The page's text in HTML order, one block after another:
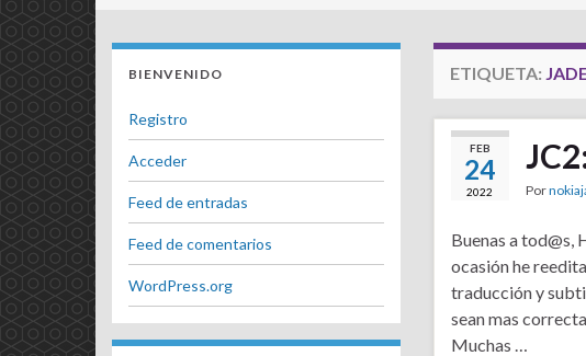
BIENVENIDO
Registro
Acceder
Feed de entradas
Feed de comentarios
WordPress.org
ETIQUETA:
FEB
24
2022 Por
Buenas a tod@s,
ocasión he
traducción y
sean mas
Muchas …